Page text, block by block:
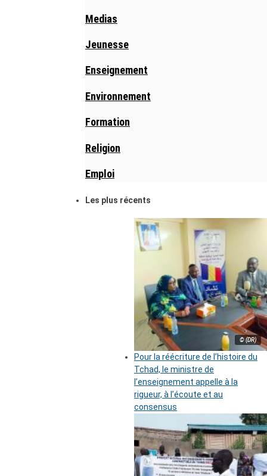
Medias
Jeunesse
Enseignement
Environnement
Formation
Religion
Emploi
Les plus récents
© (DR)
Pour la réécriture de l’histoire du
Tchad, le ministre de
l’enseignement appelle à la
rigueur, à l’écoute et au
consensus